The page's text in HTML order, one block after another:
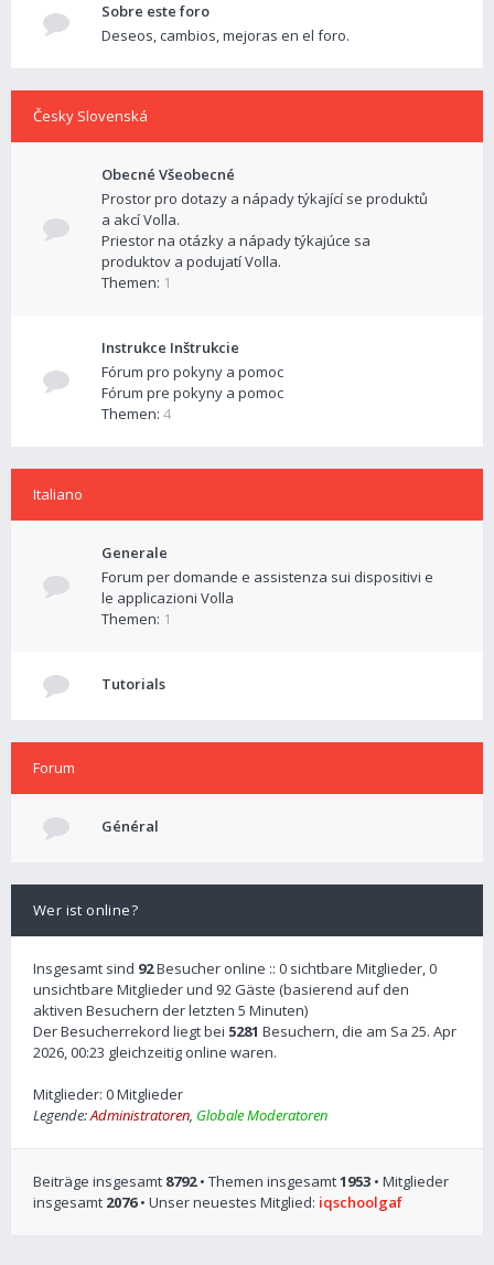
Sobre este foro
Deseos, cambios, mejoras en el foro.
Česky Slovenská
Obecné Všeobecné
Prostor pro dotazy a nápady týkající se produktů
a akcí Volla.
Priestor na otázky a nápady týkajúce sa
produktov a podujatí Volla.
Themen: 1
Instrukce Inštrukcie
Fórum pro pokyny a pomoc
Fórum pre pokyny a pomoc
Themen: 4
Italiano
Generale
Forum per domande e assistenza sui dispositivi e
le applicazioni Volla
Themen: 1
Tutorials
Forum
Général
Wer ist online?
Insgesamt sind 92Besucher online :: 0 sichtbare Mitglieder, 0
unsichtbare Mitglieder und 92 Gäste (basierend auf den
aktiven Besuchern der letzten 5 Minuten)
Der Besucherrekord liegt bei 5281 Besuchern, die am Sa 25. Apr
2026, 00:23 gleichzeitig online waren.
Mitglieder: 0 Mitglieder
Legende:Administratoren, Globale Moderatoren
Beiträge insgesamt 8792• Themen insgesamt1953 • Mitglieder
insgesamt 2076• Unser neuestes Mitglied: iqschoolgaf